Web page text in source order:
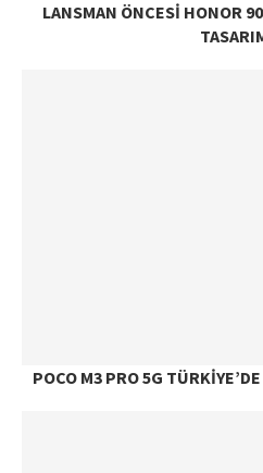
LANSMAN ÖNCESI HONOR
POCO M3 PRO 5G